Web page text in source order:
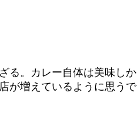
る。カレー自体は美味し
増えているように思う